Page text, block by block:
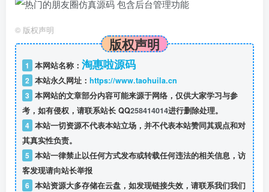
© 版权声明
版权声明
1 本网站名称： 淘惠啦源码
2 本站永久网址： https://www.taohuila.cn
3 本网站的文章部分内容可能来源于网络，仅供大家学习与参
考，如有侵权，请联系站长 QQ258414014进行删除处理。
4 本站一切资源不代表本站立场，并不代表本站赞同其观点和对
其真实性负责。
5 本站一律禁止以任何方式发布或转载任何违法的相关信息，访
客发现请向站长举报
6 本站资源大多存储在云盘，如发现链接失效，请联系我们我们